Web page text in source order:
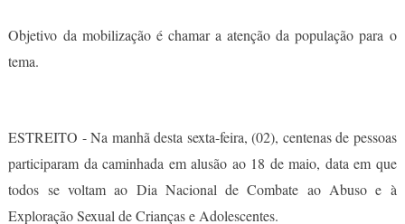
Objetivo da mobilização é chamar a atenção da população para o
tema.
ESTREITO - Na manhã desta sexta-feira, (02), centenas de pessoas
participaram da caminhada em alusão ao 18 de maio, data em que
todos se voltam ao Dia Nacional de Combate ao Abuso e à
Exploração Sexual de Crianças e Adolescentes.